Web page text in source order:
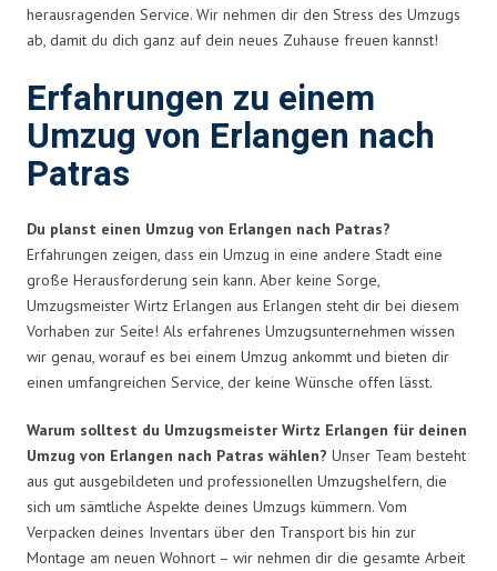
herausragenden Service. Wir nehmen dir den Stress des Umzugs
ab, damit du dich ganz auf dein neues Zuhause freuen kannst!
Erfahrungen zu einem
Umzug von Erlangen nach
Patras
Du planst einen Umzug von Erlangen nach Patras?
Erfahrungen zeigen, dass ein Umzug in eine andere Stadt eine
große Herausforderung sein kann. Aber keine Sorge,
Umzugsmeister Wirtz Erlangen aus Erlangen steht dir bei diesem
Vorhaben zur Seite! Als erfahrenes Umzugsunternehmen wissen
wir genau, worauf es bei einem Umzug ankommt und bieten dir
einen umfangreichen Service, der keine Wünsche offen lässt.
Warum solltest du Umzugsmeister Wirtz Erlangen für deinen
Umzug von Erlangen nach Patras wählen? Unser Team besteht
aus gut ausgebildeten und professionellen Umzugshelfern, die
sich um sämtliche Aspekte deines Umzugs kümmern. Vom
Verpacken deines Inventars über den Transport bis hin zur
Montage am neuen Wohnort – wir nehmen dir die gesamte Arbeit